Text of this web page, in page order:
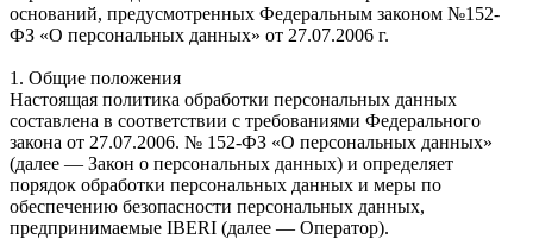
оснований, предусмотренных Федеральным законом №152-
ФЗ «О персональных данных» от 27.07.2006 г.
1. Общие положения
Настоящая политика обработки персональных данных
составлена в соответствии с требованиями Федерального
закона от 27.07.2006. № 152-ФЗ «О персональных данных»
(далее — Закон о персональных данных) и определяет
порядок обработки персональных данных и меры по
обеспечению безопасности персональных данных,
предпринимаемые IBERI (далее — Оператор).